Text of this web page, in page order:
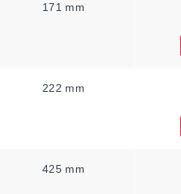
171 mm
222 mm
425 mm